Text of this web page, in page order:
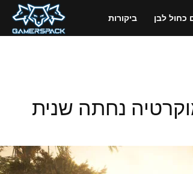
ביקורות כחול לבן